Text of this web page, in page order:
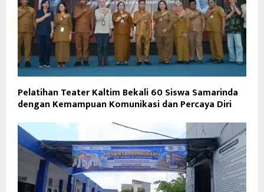
Pelatihan Teater Kaltim Bekali 60 Siswa Samarinda
dengan Kemampuan Komunikasi dan Percaya Diri